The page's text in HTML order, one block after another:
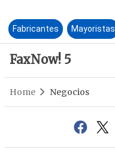
Fabricantes Mayoristas
FaxNow! 5
Home Negocios